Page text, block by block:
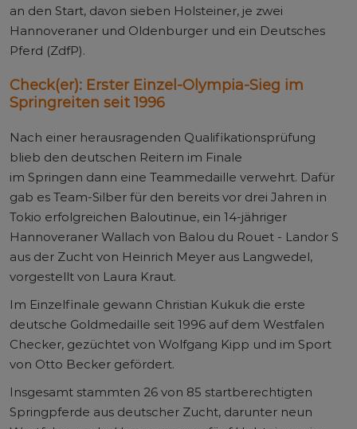
an den Start, davon sieben Holsteiner, je zwei
Hannoveraner und Oldenburger und ein Deutsches
Pferd (ZdfP).
Check(er): Erster Einzel-Olympia-Sieg im
Springreiten seit 1996
Nach einer herausragenden Qualifikationsprüfung
blieb den deutschen Reitern im Finale
im Springen dann eine Teammedaille verwehrt. Dafür
gab es Team-Silber für den bereits vor drei Jahren in
Tokio erfolgreichen Baloutinue, ein 14-jähriger
Hannoveraner Wallach von Balou du Rouet - Landor S
aus der Zucht von Heinrich Meyer aus Langwedel,
vorgestellt von Laura Kraut.
Im Einzelfinale gewann Christian Kukuk die erste
deutsche Goldmedaille seit 1996 auf dem Westfalen
Checker, gezüchtet von Wolfgang Kipp und im Sport
von Otto Becker gefördert.
Insgesamt stammten 26 von 85 startberechtigten
Springpferde aus deutscher Zucht, darunter neun